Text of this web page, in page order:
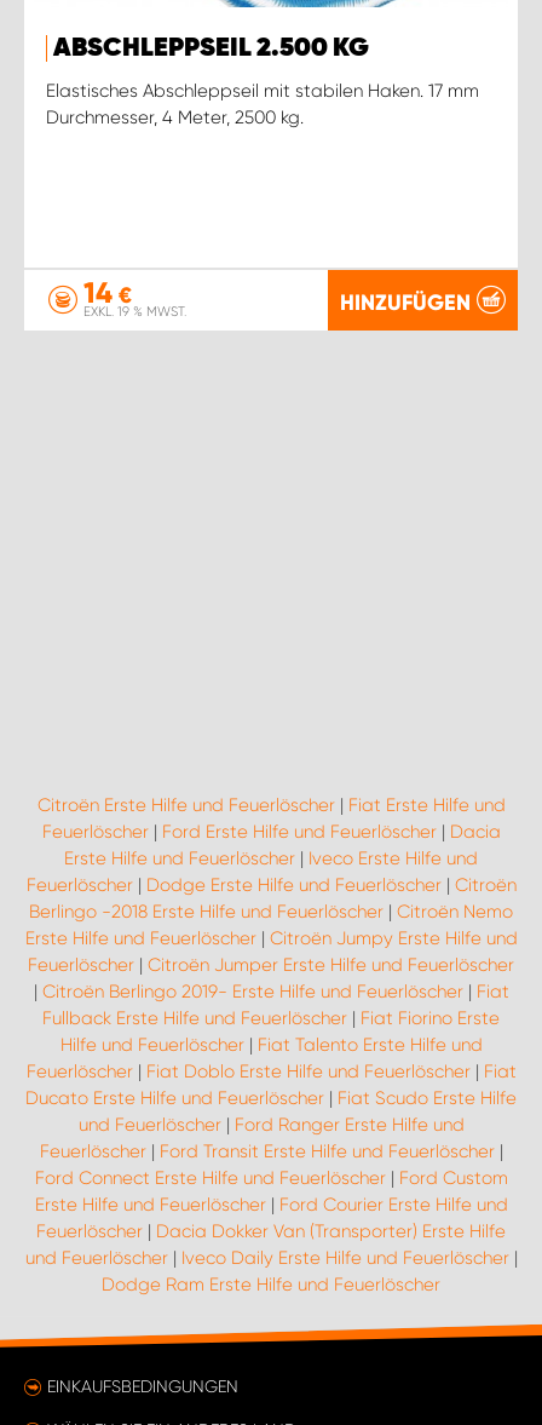
ABSCHLEPPSEIL 2.500 KG
Elastisches Abschleppseil mit stabilen Haken. 17 mm
Durchmesser, 4 Meter, 2500 kg.
14 €
EXKL. 19 % MWST. HINZUFÜGEN
Citroën Erste Hilfe und Feuerlöscher| Fiat Erste Hilfe und
Feuerlöscher| Ford Erste Hilfe und Feuerlöscher| Dacia
Erste Hilfe und Feuerlöscher | Iveco Erste Hilfe und
Feuerlöscher| Dodge Erste Hilfe und Feuerlöscher| Citroën
Berlingo -2018 Erste Hilfe und Feuerlöscher | Citroën Nemo
Erste Hilfe und Feuerlöscher| Citroën Jumpy Erste Hilfe und
Feuerlöscher | Citroën Jumper Erste Hilfe und Feuerlöscher
| Citroën Berlingo 2019- Erste Hilfe und Feuerlöscher| Fiat
Fullback Erste Hilfe und Feuerlöscher | Fiat Fiorino Erste
Hilfe und Feuerlöscher| Fiat Talento Erste Hilfe und
Feuerlöscher| Fiat Doblo Erste Hilfe und Feuerlöscher| Fiat
Ducato Erste Hilfe und Feuerlöscher | Fiat Scudo Erste Hilfe
und Feuerlöscher| Ford Ranger Erste Hilfe und
Feuerlöscher| Ford Transit Erste Hilfe und Feuerlöscher|
Ford Connect Erste Hilfe und Feuerlöscher| Ford Custom
Erste Hilfe und Feuerlöscher| Ford Courier Erste Hilfe und
Feuerlöscher | Dacia Dokker Van (Transporter) Erste Hilfe
und Feuerlöscher| Iveco Daily Erste Hilfe und Feuerlöscher|
Dodge Ram Erste Hilfe und Feuerlöscher
EINKAUFSBEDINGUNGEN